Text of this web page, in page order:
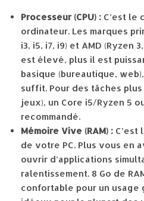
Processeur (CPU) : C’est le
ordinateur. Les marques
i3, i5, i7, i9) et AMD (Ryzen
est élevé, plus il est
basique (bureautique,
suffit. Pour des tâches
jeux), un Core i5/Ryzen 5
recommandé.
Mémoire Vive (RAM) : C’est
de votre PC. Plus vous en
ouvrir d’applications
ralentissement. 8 Go de
confortable pour un usage